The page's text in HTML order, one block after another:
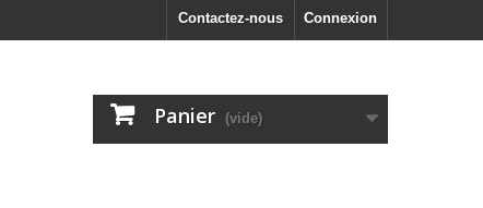
Connexion
Contactez-nous
Panier (vide)